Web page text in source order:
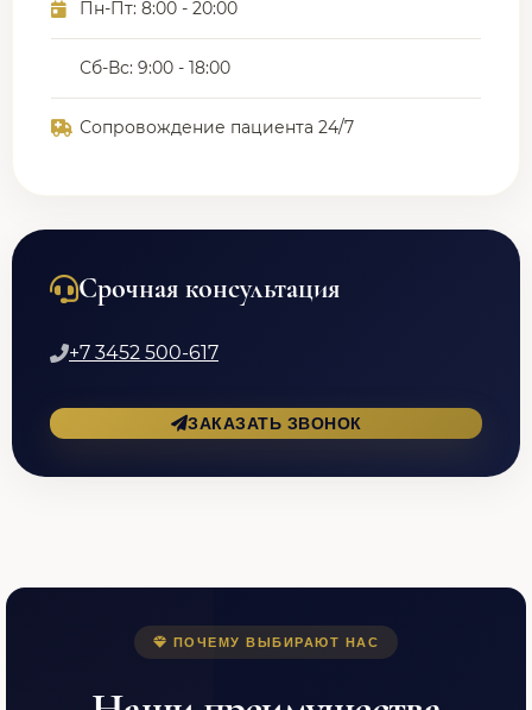
Пн-Пт: 8:00 - 20:00
Сб-Вс: 9:00 - 18:00
Сопровождение пациента 24/7
Срочная консультация
+7 3452 500-617
ЗАКАЗАТЬ ЗВОНОК
ПОЧЕМУ ВЫБИРАЮТ НАС